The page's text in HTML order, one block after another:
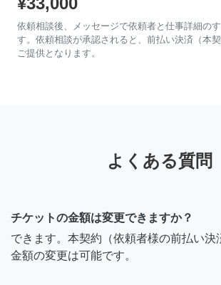
依頼相談後、メッセージで依頼者と仕事詳細の
す。依頼相談が承認されると、前払い決済（本
ご提供となります。
よくある質問
チケットの金額は変更できますか？
できます。本契約（依頼者様の前払い決
金額の変更は可能です。